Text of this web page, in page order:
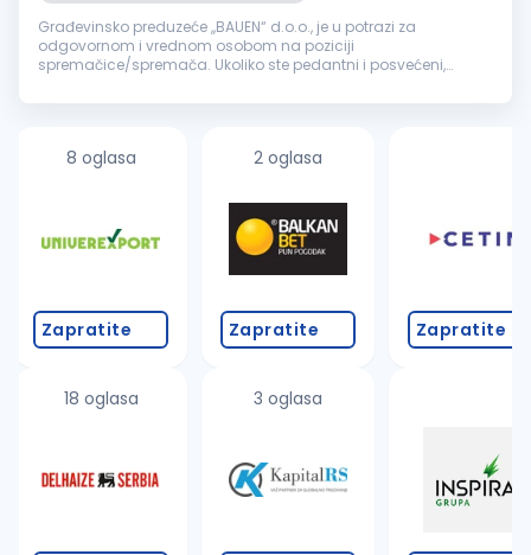
Građevinsko preduzeće ,,BAUEN“ d.o.o., je u potrazi za
odgovornom i vrednom osobom na poziciji
spremačice/spremača. Ukoliko ste pedantni i posvećeni,
Iskustvo na poslovima održavanja higijen...
8 oglasa
Zapratite
18 oglasa
2 oglasa
Zapratite
3 oglasa
Zapratite